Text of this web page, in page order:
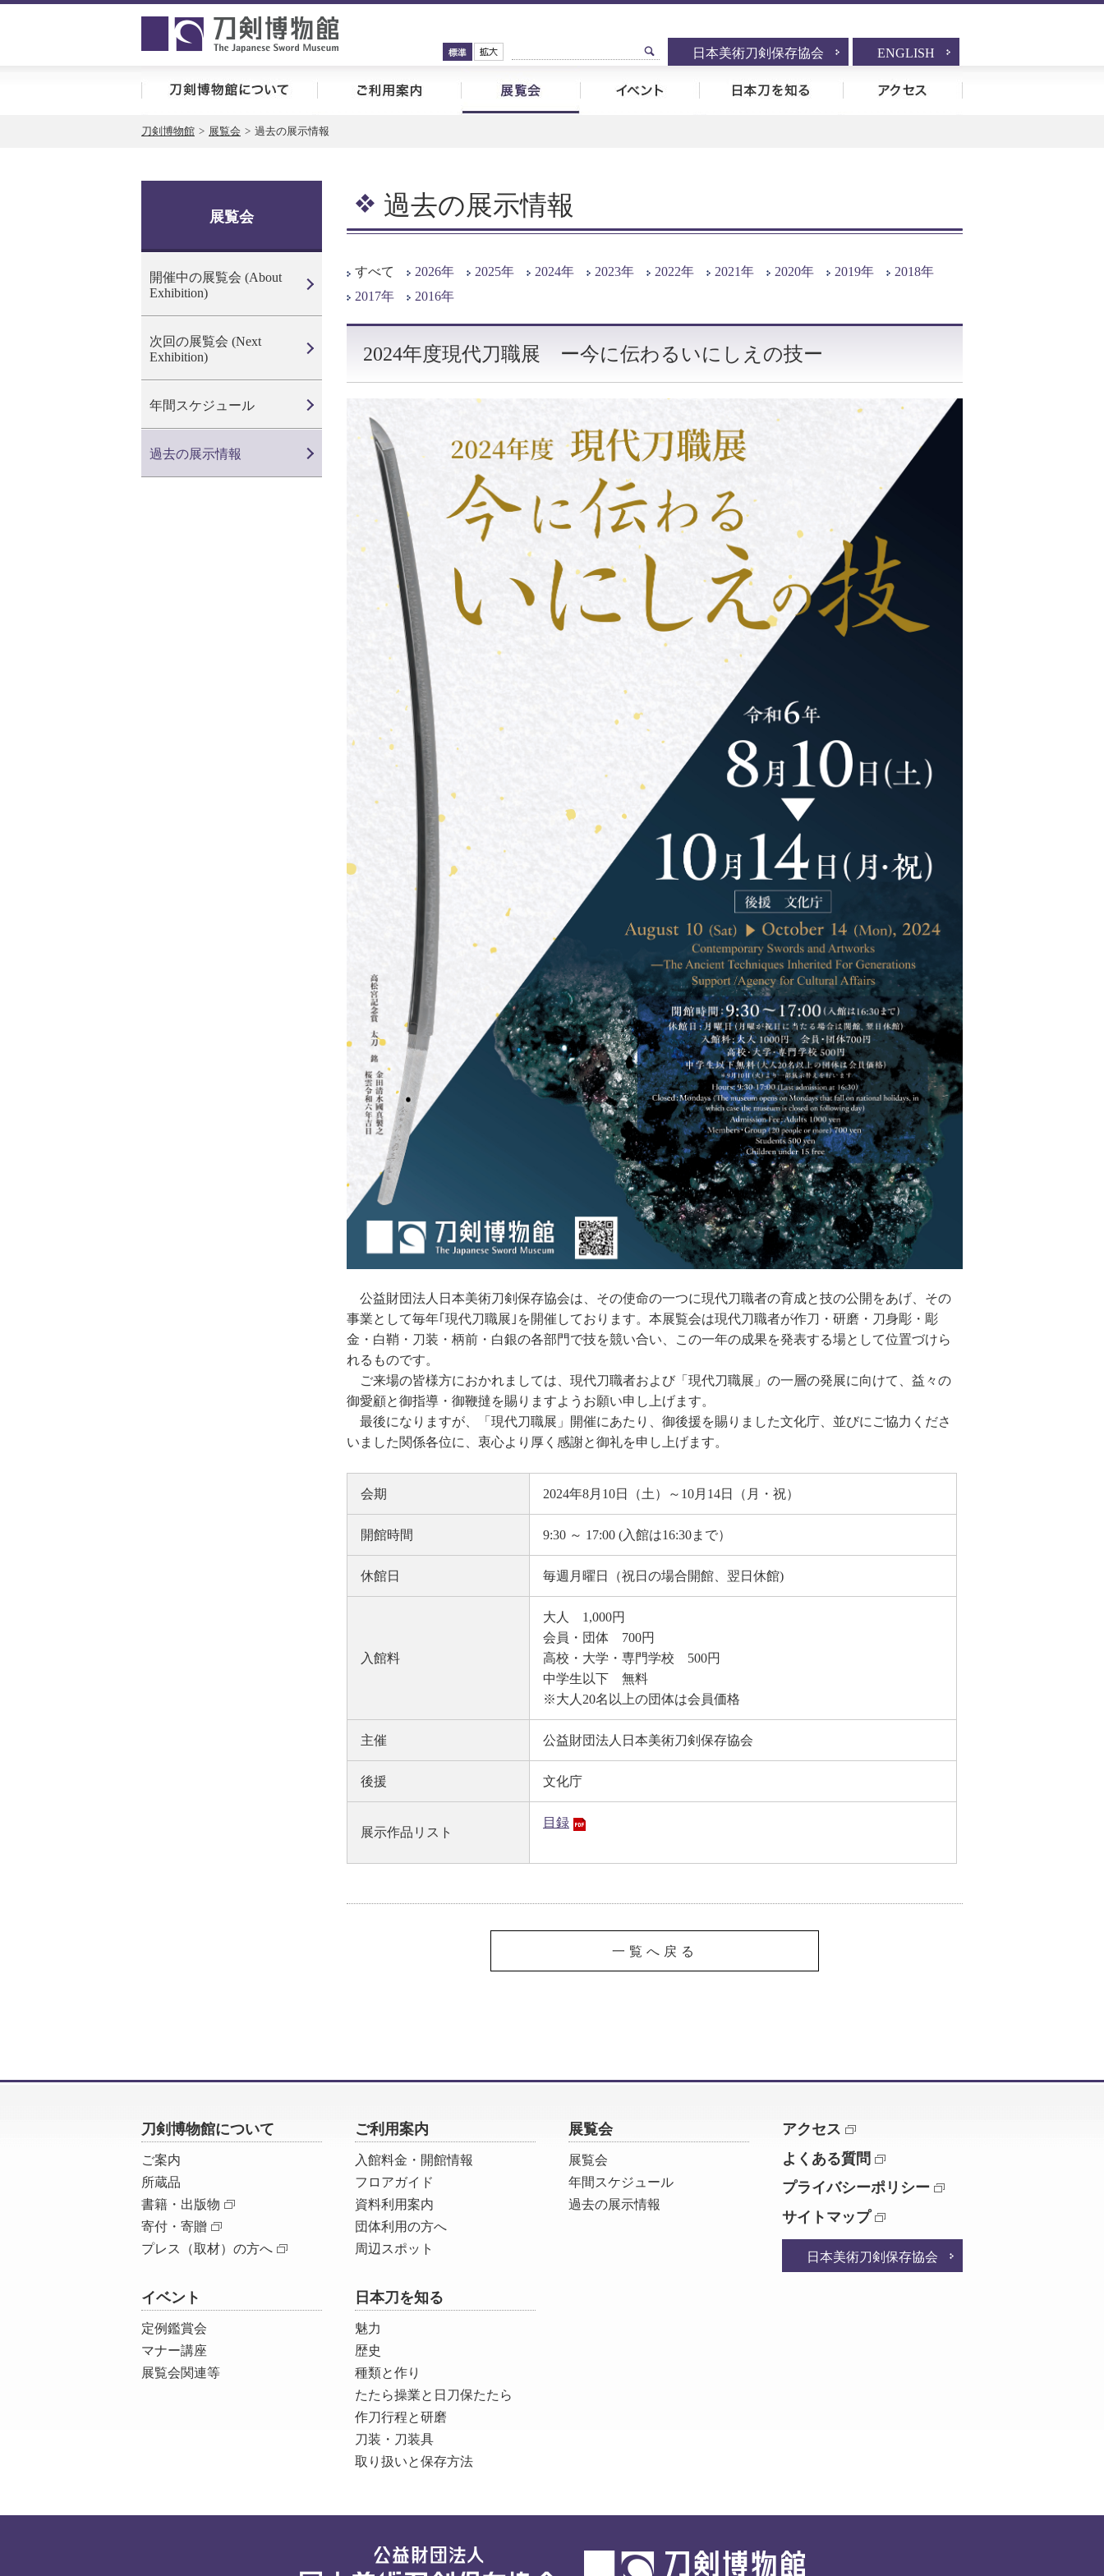
標準 日本美術刀剣保存協会
ENGLISH
刀剣博物館 > 展覧会 > 過去の展示情報
過去の展示情報
すべて 2026年 2025年 2024年 2023年 2022年 2021年 2020年 2019年
2018年
2017年
2016年
2024年度現代刀職展 ー今に伝わるいにしえの技ー
公益財団法人日本美術刀剣保存協会は、その使命の一つに現代刀職者の育成と技の公開をあげ、その
事業として毎年｢現代刀職展｣を開催しております。本展覧会は現代刀職者が作刀・研磨・刀身彫・ 彫
金・ 白鞘 ・刀装 ・柄前・白銀の各部門で技を競い合い、この一年の成果を発表する場として位置づけら
れるものです。
ご来場の皆様方におかれましては、現代刀職者および「現代刀職展」の一層の発展に向けて、益々の
御愛顧と御指導・御鞭撻を賜りますようお願い申し上げます。
最後になりますが、「現代刀職展」開催にあたり、御後援を賜りました文化庁、並びにご協力くださ
いました関係各位に、衷心より厚く感謝と御礼を申し上げます。
会期 2024年8月10日（土）～10月14日（月・祝）
開館時間 9:30 ～ 17:00 (入館は16:30まで）
休館日 毎週月曜日（祝日の場合開館、翌日休館)
入館料
大人 1,000円
会員・団体 700円
高校・大学・専門学校 500円
中学生以下 無料
※大人20名以上の団体は会員価格
主催 公益財団法人日本美術刀剣保存協会
後援 文化庁
展示作品リスト
目録
一覧へ戻る
展覧会
開催中の展覧会 (About
Exhibition)
次回の展覧会 (Next
Exhibition)
年間スケジュール
過去の展示情報
刀剣博物館について
ご案内
所蔵品
書籍・出版物
寄付・寄贈
プレス（取材）の方へ
ご利用案内
入館料金・開館情報
フロアガイド
資料利用案内
団体利用の方へ
周辺スポット
展覧会
展覧会
年間スケジュール
過去の展示情報
イベント
定例鑑賞会
マナー講座
展覧会関連等
日本刀を知る
魅力
歴史
種類と作り
たたら操業と日刀保たたら
作刀行程と研磨
刀装・刀装具
取り扱いと保存方法
アクセス
よくある質問
プライバシーポリシー
サイトマップ
日本美術刀剣保存協会